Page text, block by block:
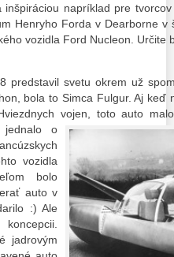
inšpiráciou napríklad pre
Henryho Forda v Dearborne v
vozidla Ford Nucleon. Určite
predstavil svetu okrem už
bola to Simca Fulgur. Aj keď
vojen, toto auto
o
vozidla
bolo
auto v
:) Ale
jadrovým